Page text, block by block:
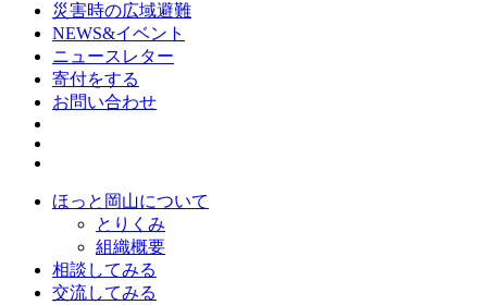
災害時の広域避難
NEWS&イベント
ニュースレター
寄付をする
お問い合わせ
ほっと岡山について
とりくみ
組織概要
相談してみる
交流してみる